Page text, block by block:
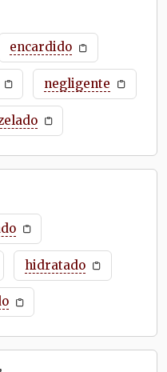
encardido
negligente
hidratado